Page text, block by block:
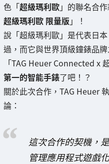
色「超級瑪利歐」的聯名合
超級瑪利歐 限量版 」！
說「超級瑪利歐」是代表日
過，而它與世界頂級鐘錶品
「TAG Heuer Connected x
第一的智能手錶了吧！？
關於此次合作，TAG Heuer
論：
這次合作的契機，
管理應用程式遊戲